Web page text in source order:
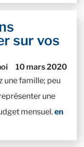
sur vos
10 mars 2020
une famille; peu
une
mensuel.en